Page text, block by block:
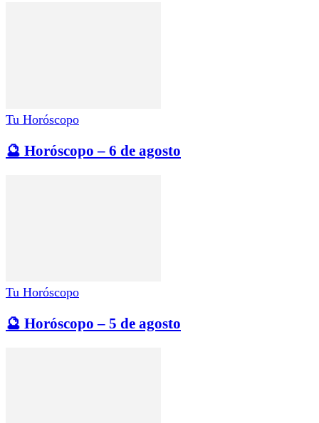
Tu Horóscopo
🔮 Horóscopo – 6 de agosto
Tu Horóscopo
🔮 Horóscopo – 5 de agosto